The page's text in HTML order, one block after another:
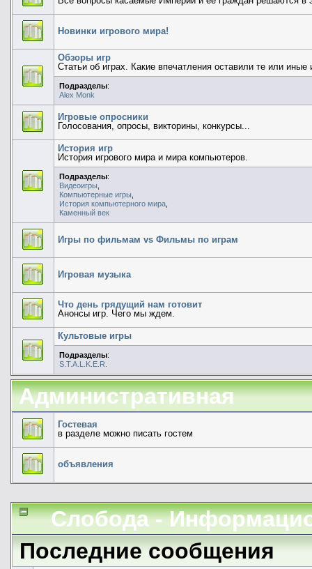
Новинки игрового мира!
Обзоры игр
Статьи об играх. Какие впечатления оставили те или иные
Подразделы:
Alex Monk
Игровые опросники
Голосования, опросы, викторины, конкурсы...
История игр
История игрового мира и мира компьютеров.
Подразделы:
Видеоигры
Компьютерные игры
История компьютерного мира
Каменный век
Игры по фильмам vs Фильмы по играм
Игровая музыка
Что день грядущий нам готовит
Анонсы игр. Чего мы ждем.
Культовые игры
Подразделы:
S.T.A.L.K.E.R.
Административная
Гостевая
в разделе можно писать гостем
объявления
Слобода -
Последние сообщения